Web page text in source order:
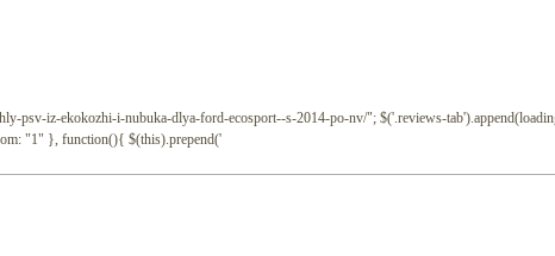
psv-iz-ekokozhi-i-nubuka-dlya-ford-ecosport--s-2014-po-nv/"; $('.reviews-
"1" }, function(){ $(this).prepend('